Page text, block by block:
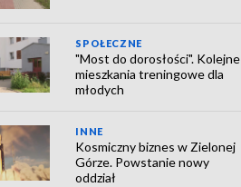
SPOŁECZNE
"Most do dorosłości". Kolejne
mieszkania treningowe dla
młodych
INNE
Kosmiczny biznes w Zielonej
Górze. Powstanie nowy
oddział